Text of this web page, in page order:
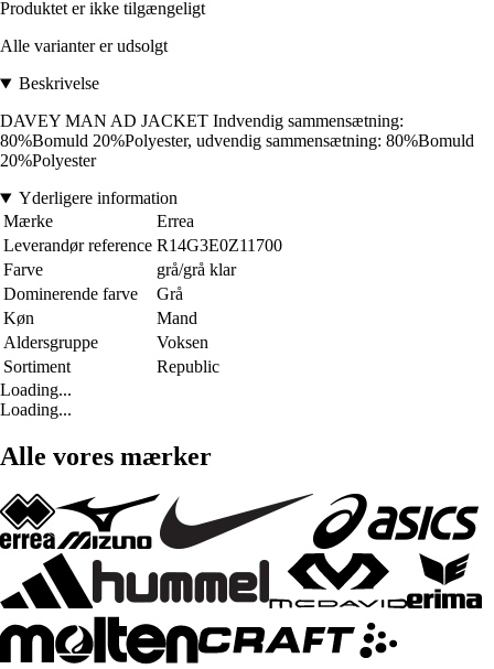
Produktet er ikke tilgængeligt
Alle varianter er udsolgt
Beskrivelse
DAVEY MAN AD JACKET Indvendig sammensætning:
80%Bomuld 20%Polyester, udvendig sammensætning: 80%Bomuld
20%Polyester
Yderligere information
Mærke
Errea
Leverandør reference R14G3E0Z11700
Farve
grå/grå klar
Dominerende farve
Grå
Køn
Mand
Aldersgruppe
Voksen
Sortiment
Republic
Loading...
Loading...
Alle vores mærker